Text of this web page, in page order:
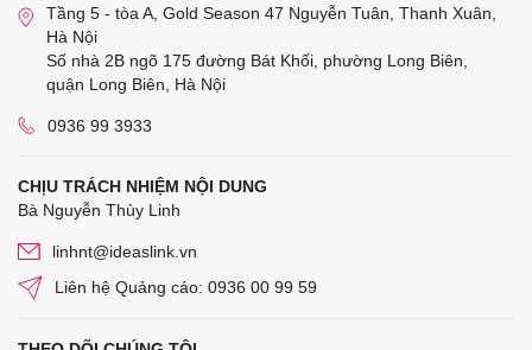
Tầng 5 - tòa A, Gold Season 47 Nguyễn Tuân, Thanh Xuân,
Hà Nội
Số nhà 2B ngõ 175 đường Bát Khối, phường Long Biên,
quận Long Biên, Hà Nội
0936 99 3933
CHỊU TRÁCH NHIỆM NỘI DUNG
Bà Nguyễn Thùy Linh
linhnt@ideaslink.vn
Liên hệ Quảng cáo: 0936 00 99 59